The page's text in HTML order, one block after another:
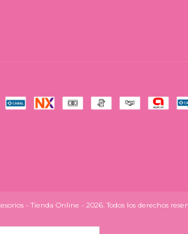
- Tienda Online - 2026. Todos los derechos